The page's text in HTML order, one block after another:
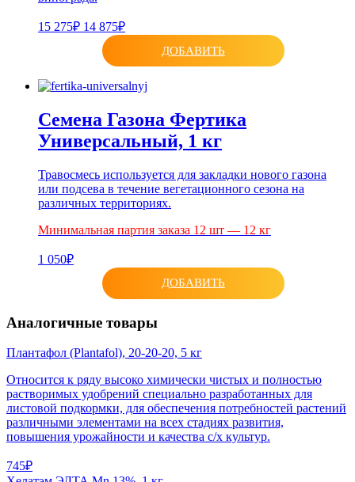
15 275₽ 14 875₽
ДОБАВИТЬ
Семена Газона Фертика
Универсальный, 1 кг
Травосмесь используется для закладки нового газона
или подсева в течение вегетационного сезона на
различных территориях.
Минимальная партия заказа 12 шт — 12 кг
1 050₽
ДОБАВИТЬ
Аналогичные товары
Плантафол (Plantafol), 20-20-20, 5 кг
Относится к ряду высоко химически чистых и полностью
растворимых удобрений специально разработанных для
листовой подкормки, для обеспечения потребностей растений
различными элементами на всех стадиях развития,
повышения урожайности и качества с/х культур.
745₽